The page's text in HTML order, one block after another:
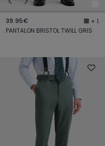
39.95€
+ 1
PANTALON BRISTOL TWILL GRIS